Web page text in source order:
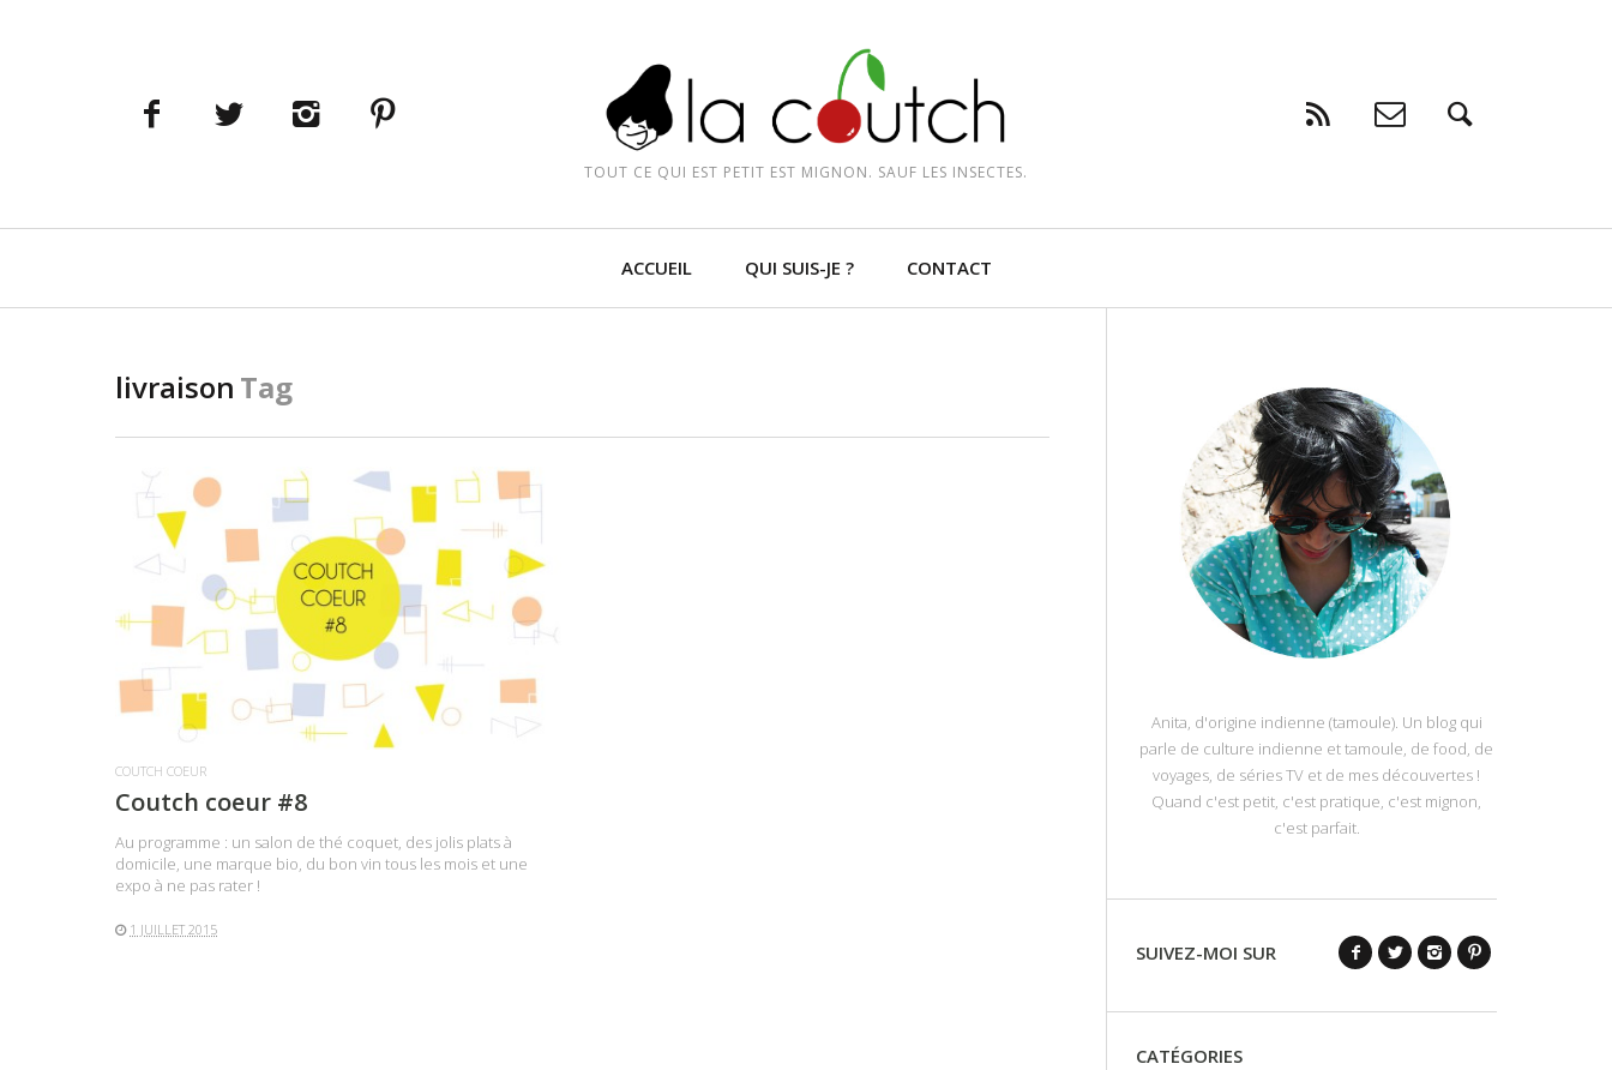
TOUT CE QUI EST PETIT EST MIGNON. SAUF LES INSECTES.
ACCUEIL QUI SUIS-JE ? CONTACT
livraison Tag
LIRE LA SUITE
COUTCH COEUR
Coutch coeur #8
Au programme : un salon de thé coquet, des jolis plats à
domicile, une marque bio, du bon vin tous les mois et une
expo à ne pas rater !
1 JUILLET 2015
Anita, d'origine indienne (tamoule). Un blog qui
parle de culture indienne et tamoule, de food, de
voyages, de séries TV et de mes découvertes !
Quand c'est petit, c'est pratique, c'est mignon,
c'est parfait.
SUIVEZ-MOI SUR
CATÉGORIES